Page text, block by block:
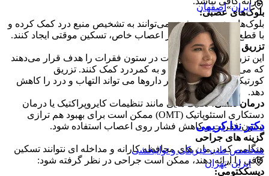
بلوک‌های عصبی:
بلوک‌های عصبی هدفمند می‌توانند به تشخیص منبع درد کمک کرده و
با قطع سیگنال‌های درد از اعصاب خاص، تسکین موقتی ایجاد کنند.
تزریق مفصل فاست:
این تزریق‌ها مفاصل فاست در ستون فقرات را هدف قرار می‌دهند
که می‌توانند ملتهب شوند و به کمردرد کمک کنند. تزریق
کورتیکواستروئیدها یا سایر داروها می تواند التهاب و درد را کاهش
دهد.
درمان دستی:تکنیک هایی مانند تنظیمات کایروپراکتیک یا درمان
دستکاری استئوپاتیک (OMT) ممکن است برای بهبود هم ترازی
ستون فقرات و کاهش فشار روی اعصاب استفاده شود.
گزینه های جراحی
هنگامی که درمان های محافظه کارانه و مداخله ای نتوانند تسکین
کافی را ارائه دهند، ممکن است جراحی در نظر گرفته شود:
دیسککتومی:
ایران»اصفهان
دکتر ندا کریمی
متخصص طب فیزیکی و توانبخشی
ایران»تهران